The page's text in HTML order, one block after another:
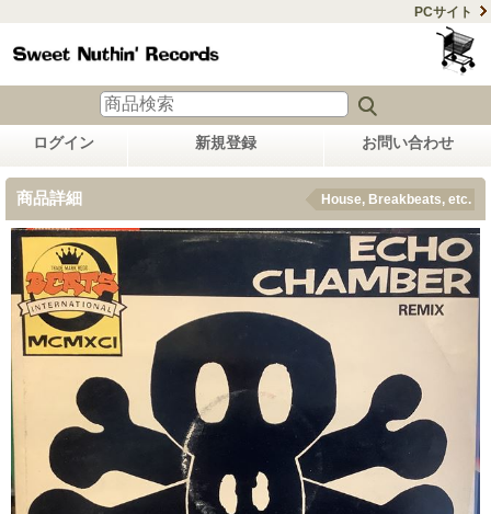
PCサイト
ログイン 新規登録 お問い合わせ
商品詳細 House, Breakbeats, etc.